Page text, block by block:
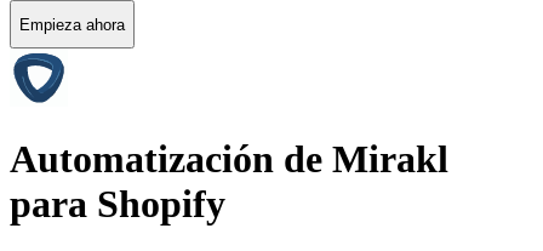
Empieza ahora
Automatización de Mirakl
para Shopify